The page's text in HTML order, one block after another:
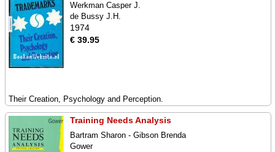
Werkman Casper J.
de Bussy J.H.
1974
€ 39.95
Their Creation, Psychology and Perception.
Training Needs Analysis
Bartram Sharon - Gibson Brenda
Gower